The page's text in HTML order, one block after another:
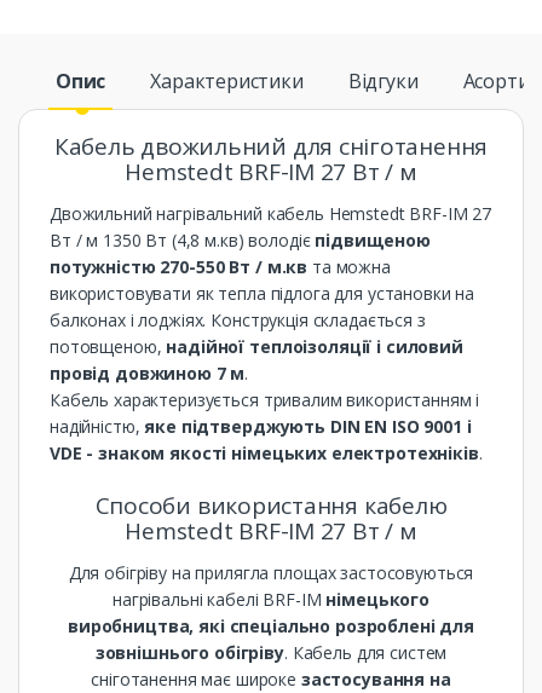
Опис Характеристики Відгуки
Кабель двожильний для сніготанення
Hemstedt BRF-IM 27 Вт / м
Двожильний нагрівальний кабель Hemstedt BRF-IM 27
Вт / м 1350 Вт (4,8 м.кв) володіє підвищеною
потужністю 270-550 Вт / м.кв та можна
використовувати як тепла підлога для установки на
балконах і лоджіях. Конструкція складається з
потовщеною, надійної теплоізоляції і силовий
провід довжиною 7 м.
Кабель характеризується тривалим використанням і
надійністю,яке підтверджують DIN EN ISO 9001 і
VDE - знаком якості німецьких електротехніків.
Способи використання кабелю
Hemstedt BRF-IM 27 Вт / м
Для обігріву на прилягла площах застосовуються
нагрівальні кабелі BRF-IM німецького
виробництва, які спеціально розроблені для
зовнішнього обігріву. Кабель для систем
сніготанення має широке застосування на